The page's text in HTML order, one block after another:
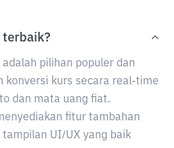
terbaik?
pilihan populer dan
konversi kurs secara real-time
dan mata uang fiat.
fitur tambahan
UI/UX yang baik